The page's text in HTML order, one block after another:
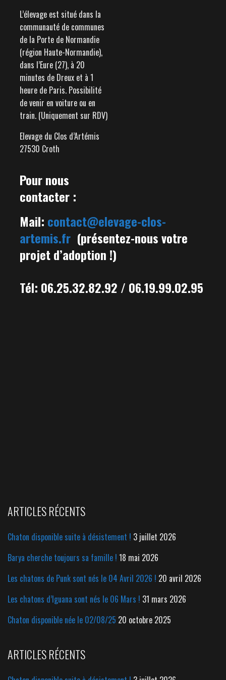
L’élevage est situé dans la
communauté de communes
de la Porte de Normandie
(région Haute-Normandie),
dans l’Eure (27), à 20
minutes de Dreux et à 1
heure de Paris. Possibilité
de venir en voiture ou en
train. (Uniquement sur RDV)
Elevage du Clos d’Artémis
27530 Croth
Pour nous
contacter :
Mail: contact@elevage-clos-
artemis.fr (présentez-nous votre
projet d’adoption !)
Tél: 06.25.32.82.92 / 06.19.99.02.95
ARTICLES RÉCENTS
Chaton disponible suite à désistement ! 3 juillet 2026
Barya cherche toujours sa famille ! 18 mai 2026
Les chatons de Punk sont nés le 04 Avril 2026 ! 20 avril 2026
Les chatons d’Iguana sont nés le 06 Mars ! 31 mars 2026
Chaton disponible née le 02/08/25 20 octobre 2025
ARTICLES RÉCENTS